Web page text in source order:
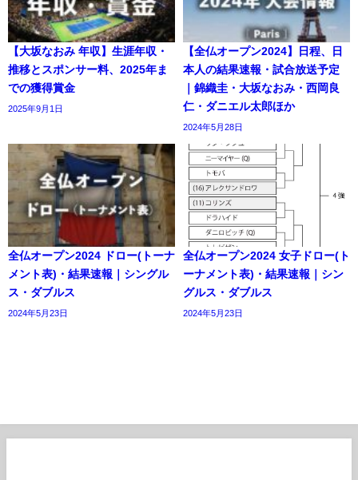
【大坂なおみ 年収】生涯年収・
推移とスポンサー料、2025年ま
での獲得賞金
2025年9月1日
【全仏オープン2024】日程、日
本人の結果速報・試合放送予定
｜錦織圭・大坂なおみ・西岡良
仁・ダニエル太郎ほか
2024年5月28日
全仏オープン2024 ドロー(トーナ
メント表)・結果速報｜シングル
ス・ダブルス
2024年5月23日
全仏オープン2024 女子ドロー(ト
ーナメント表)・結果速報｜シン
グルス・ダブルス
2024年5月23日